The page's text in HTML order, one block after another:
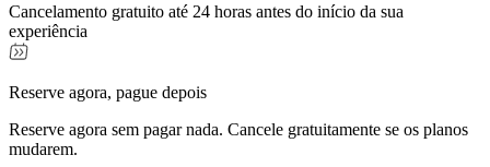
Cancelamento gratuito até 24 horas antes do início da sua
experiência
Reserve agora, pague depois
Reserve agora sem pagar nada. Cancele gratuitamente se os planos
mudarem.